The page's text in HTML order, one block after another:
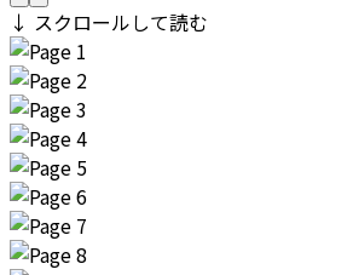
↓ スクロールして読む